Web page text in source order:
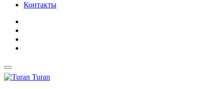
Контакты
Turan